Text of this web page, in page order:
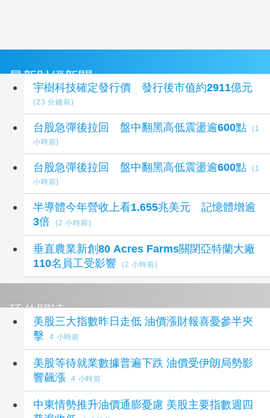
最新財經新聞
宇樹科技確定發行價 發行後市值約2911億元
(23 分鐘前)
台股急彈後拉回 盤中翻黑高低震盪逾600點
(1
小時前)
台股急彈後拉回 盤中翻黑高低震盪逾600點
(1
小時前)
半導體今年營收上看1.655兆美元 記憶體增逾
3倍
(2 小時前)
垂直農業新創80 Acres Farms關閉亞特蘭大廠
110名員工受影響
(2 小時前)
延伸閱讀
美股三大指數昨日走低 油價漲財報喜憂參半夾
擊
4 小時前
美股等待就業數據普遍下跌 油價受伊朗局勢影
響飆漲
4 小時前
中東情勢推升油價通膨憂慮 美股主要指數週四